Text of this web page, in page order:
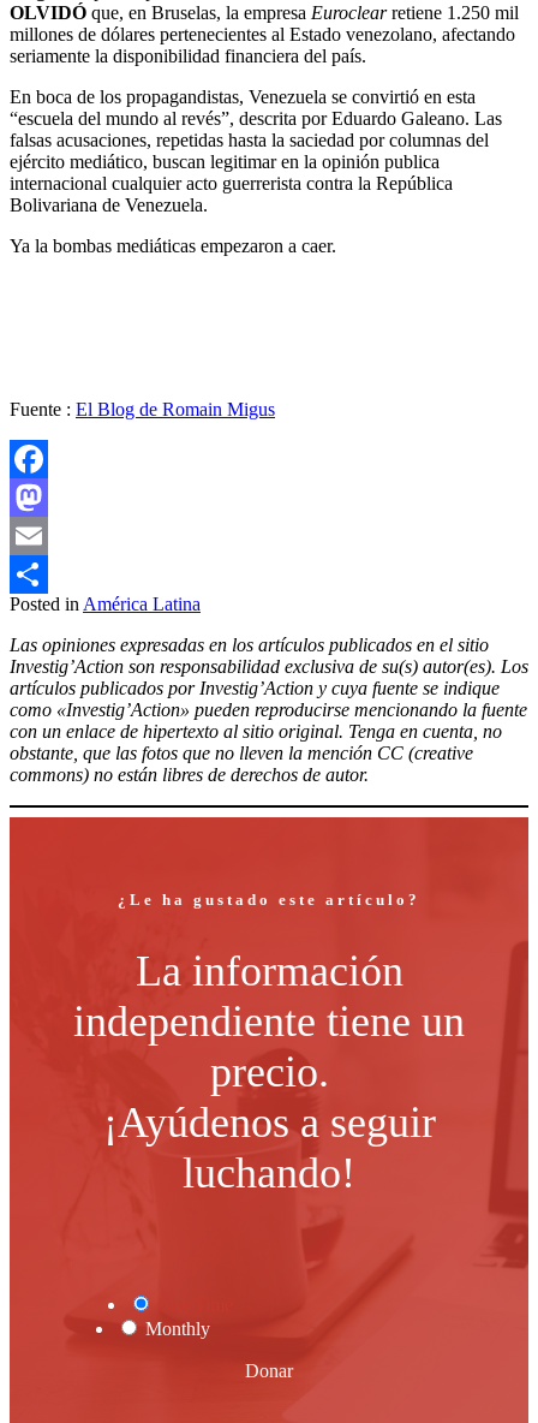
OLVIDÓ que, en Bruselas, la empresa Euroclearretiene 1.250 mil
millones de dólares pertenecientes al Estado venezolano, afectando
seriamente la disponibilidad financiera del país.
En boca de los propagandistas, Venezuela se convirtió en esta
“escuela del mundo al revés”, descrita por Eduardo Galeano. Las
falsas acusaciones, repetidas hasta la saciedad por columnas del
ejército mediático, buscan legitimar en la opinión publica
internacional cualquier acto guerrerista contra la República
Bolivariana de Venezuela.
Ya la bombas mediáticas empezaron a caer.
Fuente : El Blog de Romain Migus
Facebook
Mastodon
Email
Compartir
Posted in América Latina
Las opiniones expresadas en los artículos publicados en el sitio
Investig’Action son responsabilidad exclusiva de su(s) autor(es). Los
artículos publicados por Investig’Action y cuya fuente se indique
como «Investig’Action» pueden reproducirse mencionando la fuente
con un enlace de hipertexto al sitio original. Tenga en cuenta, no
obstante, que las fotos que no lleven la mención CC (creative
commons) no están libres de derechos de autor.
¿Le ha gustado este artículo?
La información
independiente tiene un
precio.
¡Ayúdenos a seguir
luchando!
Monthly
Donar